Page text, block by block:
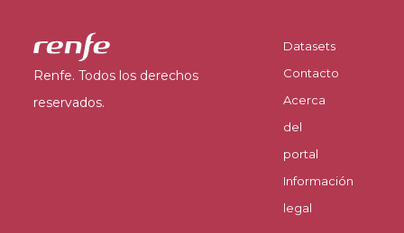
Renfe. Todos los derechos
reservados.
Datasets
Contacto
Acerca
del
portal
Información
legal